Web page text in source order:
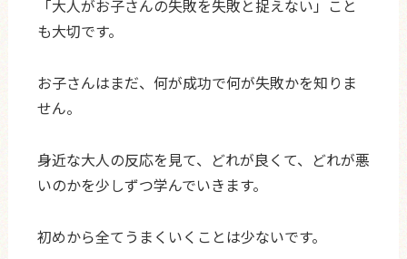
「大人がお子さんの失敗を失敗と捉えない」こと
も大切です。
お子さんはまだ、何が成功で何が失敗かを知りま
せん。
身近な大人の反応を見て、どれが良くて、どれが悪
いのかを少しずつ学んでいきます。
初めから全てうまくいくことは少ないです。